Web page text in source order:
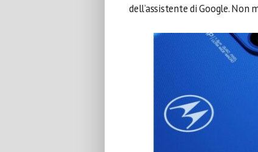
dell’assistente di Google. Non